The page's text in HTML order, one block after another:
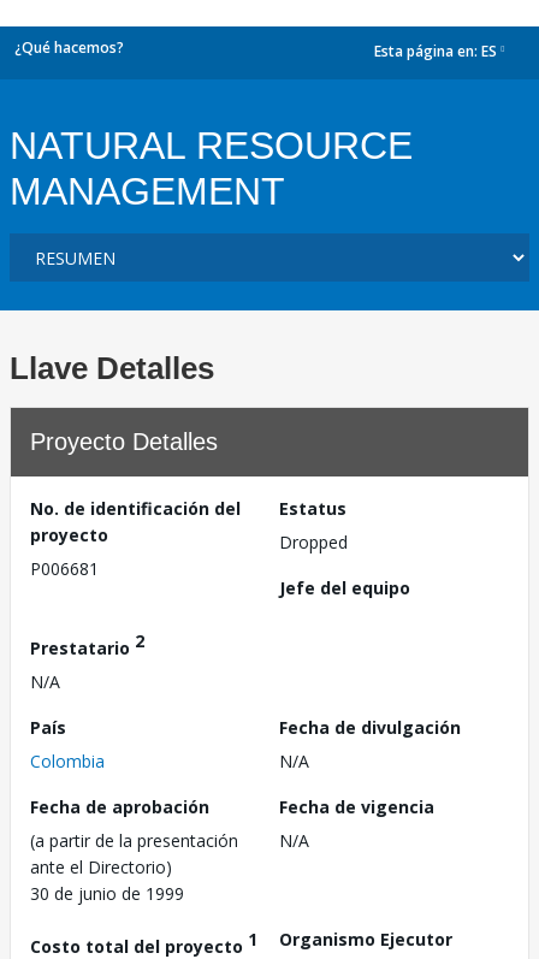
¿Qué hacemos? Esta página en: ES
NATURAL RESOURCE
MANAGEMENT
Llave Detalles
Proyecto Detalles
No. de identificación del
proyecto
P006681
Estatus
Dropped
Jefe del equipo
Prestatario 2
N/A
País
Colombia
Fecha de divulgación
N/A
Fecha de aprobación
(a partir de la presentación
ante el Directorio)
30 de junio de 1999
Fecha de vigencia
N/A
Costo total del proyecto 1
Organismo Ejecutor